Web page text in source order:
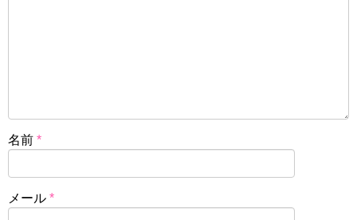
名前 *
メール *